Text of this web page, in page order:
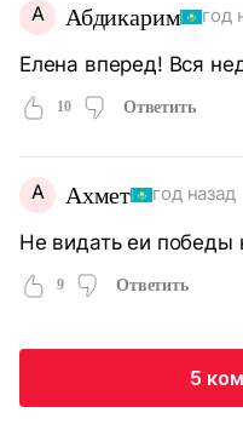
А Абдикарим год
Елена вперед! Вся
10 Ответить
А Ахмет год назад
Не видать еи победы
9 Ответить
5